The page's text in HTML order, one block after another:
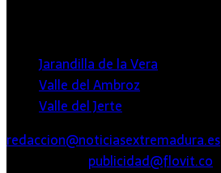
Jarandilla de la Vera
Valle del Ambroz
Valle del Jerte
redaccion@noticiasextremadura.es
publicidad@flovit.co